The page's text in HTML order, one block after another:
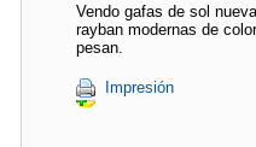
Vendo gafas de sol
rayban modernas de
pesan.
Impresión